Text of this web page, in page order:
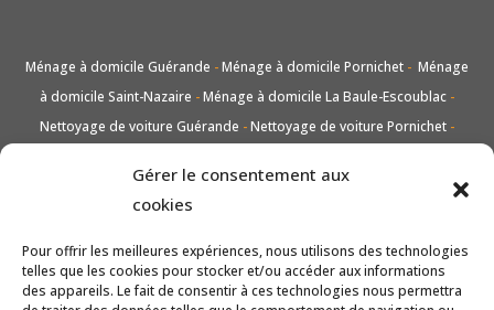
Gérer le consentement aux
cookies
Pour offrir les meilleures expériences, nous utilisons des technologies
telles que les cookies pour stocker et/ou accéder aux informations
des appareils. Le fait de consentir à ces technologies nous permettra
Ménage à domicile Guérande -Ménage à domicile Pornichet - Ménage
à domicile Saint-Nazaire -Ménage à domicile La Baule-Escoublac -
Nettoyage de voiture Guérande -Nettoyage de voiture Pornichet -
Lavage vitres et carreaux Guérande-
carreaux Pornichet-Lavage vitres et carreaux Saint-Nazaire
vitres et carreaux La Baule-Escoublac -Entretien de jardin taille et tonte
Guérande-Entretien de jardin taille et tonte Pornichet-Entretien de
jardin taille et tonte Saint-Nazaire- Entretien de jardin taille et tonte La